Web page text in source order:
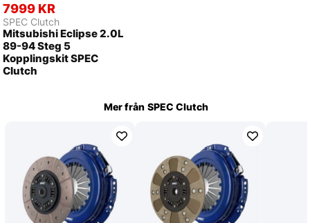
7999 KR
SPEC Clutch
Mitsubishi Eclipse 2.0L
89-94 Steg 5
Kopplingskit SPEC
Clutch
Mer från SPEC Clutch